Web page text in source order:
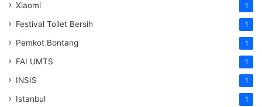
Xiaomi 1
Festival Toilet Bersih 1
Pemkot Bontang 1
FAI UMTS 1
INSIS 1
Istanbul 1